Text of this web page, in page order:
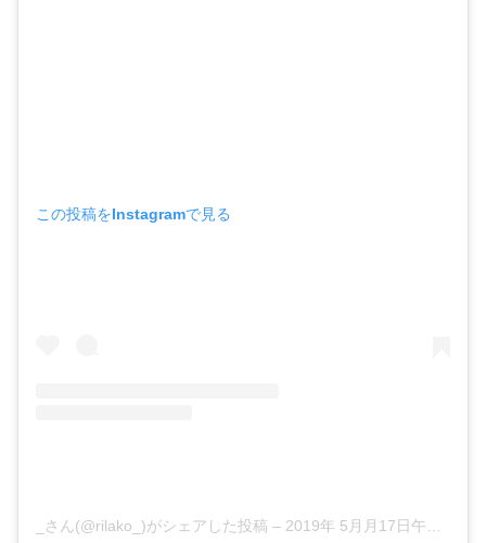
この投稿をInstagramで見る
_さん(@rilako_)がシェアした投稿 – 2019年 5月月17日午前8時34分PDT